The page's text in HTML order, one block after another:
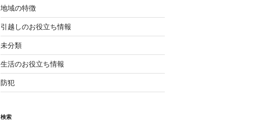
地域の特徴
引越しのお役立ち情報
未分類
生活のお役立ち情報
防犯
検索